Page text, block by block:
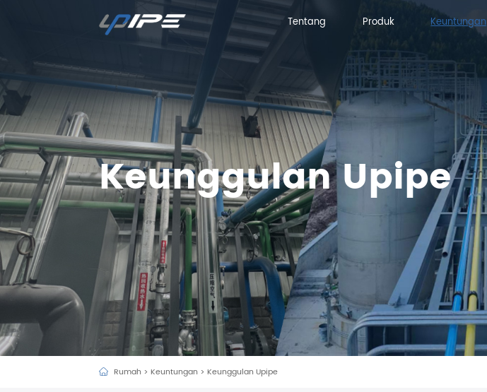
Tentang
Tentang
Produk Keuntungan
Keunggulan Upipe
Rumah > Keuntungan > Keunggulan Upipe